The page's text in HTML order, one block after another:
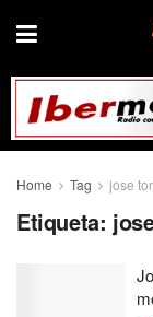
Home Tag jose
Etiqueta: